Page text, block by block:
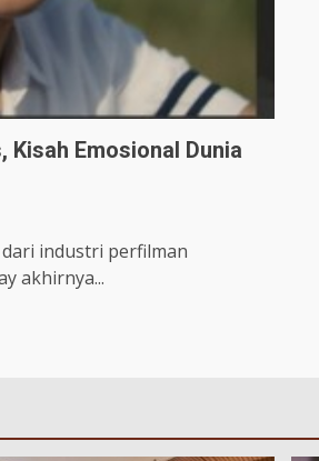
Kisah Emosional Dunia
industri perfilman
akhirnya...